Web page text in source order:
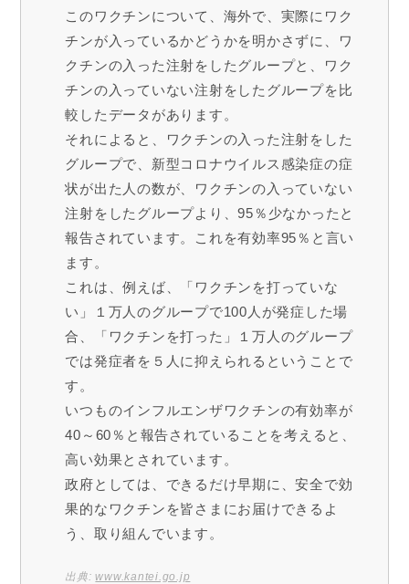
このワクチンについて、海外で、実際にワク
チンが入っているかどうかを明かさずに、ワ
クチンの入った注射をしたグループと、ワク
チンの入っていない注射をしたグループを比
較したデータがあります。
それによると、ワクチンの入った注射をした
グループで、新型コロナウイルス感染症の症
状が出た人の数が、ワクチンの入っていない
注射をしたグループより、95％少なかったと
報告されています。これを有効率95％と言い
ます。
これは、例えば、「ワクチンを打っていな
い」１万人のグループで100人が発症した場
合、「ワクチンを打った」１万人のグループ
では発症者を５人に抑えられるということで
す。
いつものインフルエンザワクチンの有効率が
40～60％と報告されていることを考えると、
高い効果とされています。
政府としては、できるだけ早期に、安全で効
果的なワクチンを皆さまにお届けできるよ
う、取り組んでいます。
出典:www.kantei.go.jp